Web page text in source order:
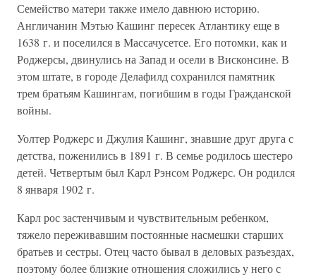
Семейство матери также имело давнюю историю.
Англичанин Мэтью Кашинг пересек Атлантику еще в
1638 г. и поселился в Массачусетсе. Его потомки, как и
Роджерсы, двинулись на Запад и осели в Висконсине. В
этом штате, в городе Делафилд сохранился памятник
трем братьям Кашингам, погибшим в годы Гражданской
войны.
Уолтер Роджерс и Джулия Кашинг, знавшие друг друга с
детства, поженились в 1891 г. В семье родилось шестеро
детей. Четвертым был Карл Рэнсом Роджерс. Он родился
8 января 1902 г.
Карл рос застенчивым и чувствительным ребенком,
тяжело переживавшим постоянные насмешки старших
братьев и сестры. Отец часто бывал в деловых разъездах,
поэтому более близкие отношения сложились у него с